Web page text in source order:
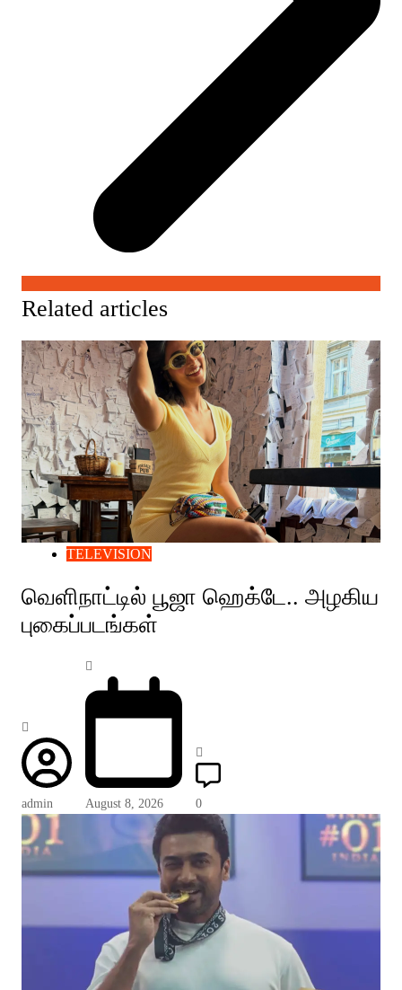
Related articles
TELEVISION
வெளிநாட்டில் பூஜா ஹெக்டே.. அழகிய
புகைப்படங்கள்
admin August 8, 2026 0